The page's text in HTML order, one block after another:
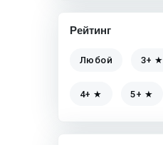
Рейтинг
Любой 3+ ★
4+ ★ 5+ ★